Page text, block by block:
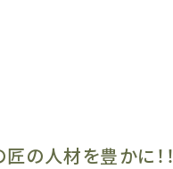
の人材を豊かに！！